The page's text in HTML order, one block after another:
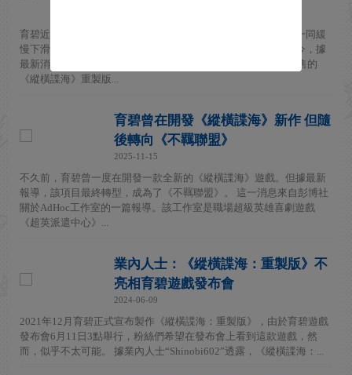
育碧近年來的日子並不好過。曾經的遊戲巨頭，其聲譽與股價一同緩
慢下滑。反覆的裁員、遊戲延期和項目取消更是雪上加霜。如今，據
最新消息，旗下兩大王牌系列也正面臨困境：原定於2026年發售的
《縱橫諜海》重製版...
育碧曾在開發《縱橫諜海》新作 但隨
後轉向《不羈聯盟》
2025-11-15
不久前，育碧曾一度在開發一款全新的《縱橫諜海》遊戲。但據最新
報導，該項目最終轉型，成為了《不羈聯盟》。 這一消息來自彭博社
關於AdHoc工作室的一篇報導。該工作室是職場超級英雄喜劇遊戲
《超英派遣中心》...
業內人士：《縱橫諜海：重製版》不
亮相育碧遊戲發布會
2024-06-09
2021年12月育碧正式宣布製作《縱橫諜海：重製版》，由於育碧遊戲
發布會6月11日3點舉行，粉絲們希望在發布會上看到這款遊戲，然
而，似乎不太可能。 據業內人士“Shinobi602”透露，《縱橫諜海：...